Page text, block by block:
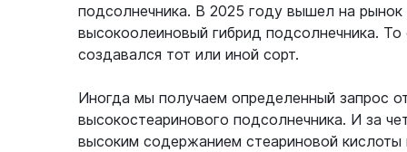
подсолнечника. В 2025 году вышел на
высокоолеиновый гибрид подсолнечника. То
создавался тот или иной сорт.
Иногда мы получаем определенный запрос
высокостеаринового подсолнечника. И за
высоким содержанием стеариновой